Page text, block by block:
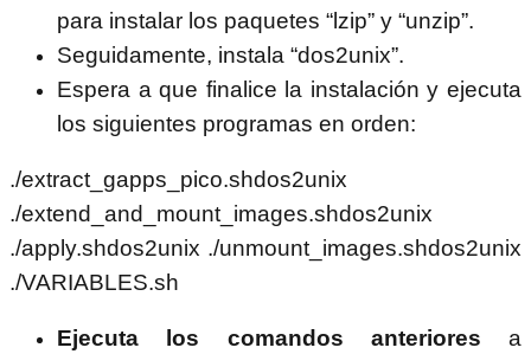
para instalar los paquetes “lzip” y “unzip”.
Seguidamente, instala “dos2unix”.
Espera a que finalice la instalación y ejecuta
los siguientes programas en orden:
./extract_gapps_pico.shdos2unix
./extend_and_mount_images.shdos2unix
./apply.shdos2unix ./unmount_images.shdos2unix
./VARIABLES.sh
Ejecuta los comandos anteriores a